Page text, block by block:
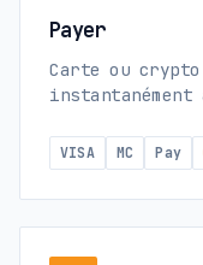
Payer
Carte ou
VISA MC Pay